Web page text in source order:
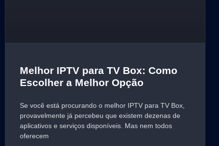
Melhor IPTV para TV Box: Como
Escolher a Melhor Opção
Se você está procurando o melhor IPTV para TV Box,
provavelmente já percebeu que existem dezenas de
aplicativos e serviços disponíveis. Mas nem todos
oferecem